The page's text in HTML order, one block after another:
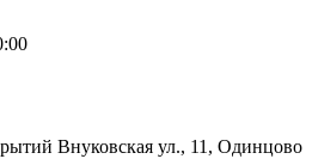
Внуковская ул., 11, Одинцово